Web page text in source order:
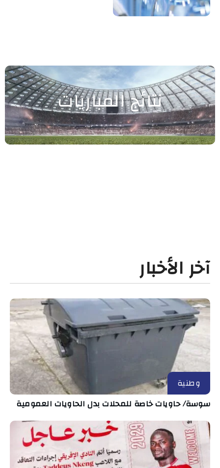
نتائج المباريات
آخر الأخبار
وطنية
سوسة/ حاويات خاصة للمحلات بدل الحاويات العمومية